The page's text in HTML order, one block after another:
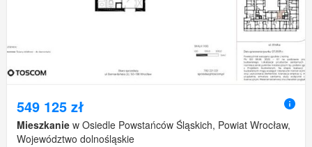
549 125 zł
Mieszkanie w Osiedle Powstańców Śląskich, Powiat Wrocław,
Województwo dolnośląskie